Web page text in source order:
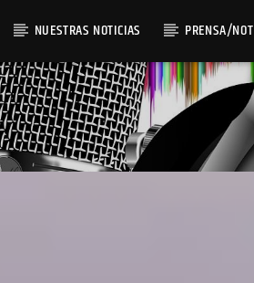
NUESTRAS NOTICIAS PRENSA/